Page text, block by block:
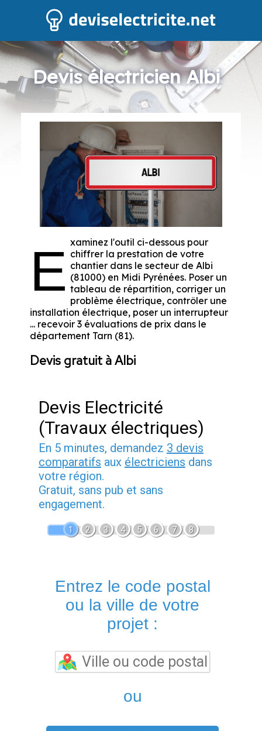
Devis électricien Albi
E xaminez l'outil ci-dessous pour
chiffrer la prestation de votre
chantier dans le secteur de Albi
(81000) en Midi Pyrénées. Poser un
tableau de répartition, corriger un
problème électrique, contrôler une
installation électrique, poser un interrupteur
... recevoir 3 évaluations de prix dans le
département Tarn (81).
Devis gratuit à Albi
Devis Electricité
(Travaux électriques)
En 5 minutes, demandez 3 devis
comparatifs aux électriciens dans
votre région.
Gratuit, sans pub et sans
engagement.
1 2 3 4 5 6 7 8
Entrez le code postal
ou la ville de votre
projet :
ou